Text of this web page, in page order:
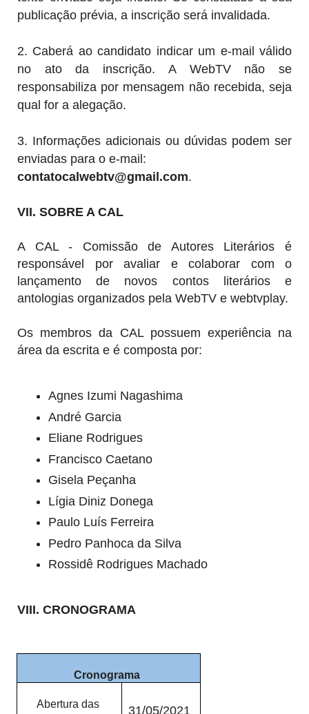
publicação prévia, a inscrição será invalidada.
2. Caberá ao candidato indicar um e-mail válido
no ato da inscrição. A WebTV não se
responsabiliza por mensagem não recebida, seja
qual for a alegação.
3. Informações adicionais ou dúvidas podem ser
enviadas para o e-mail:
contatocalwebtv@gmail.com.
VII. SOBRE A CAL
A CAL - Comissão de Autores Literários é
responsável por avaliar e colaborar com o
lançamento de novos contos literários e
antologias organizados pela WebTV e webtvplay.
Os membros da CAL possuem experiência na
área da escrita e é composta por:
Agnes Izumi Nagashima
André Garcia
Eliane Rodrigues
Francisco Caetano
Gisela Peçanha
Lígia Diniz Donega
Paulo Luís Ferreira
Pedro Panhoca da Silva
Rossidê Rodrigues Machado
VIII. CRONOGRAMA
Cronograma
Abertura das
31/05/2021